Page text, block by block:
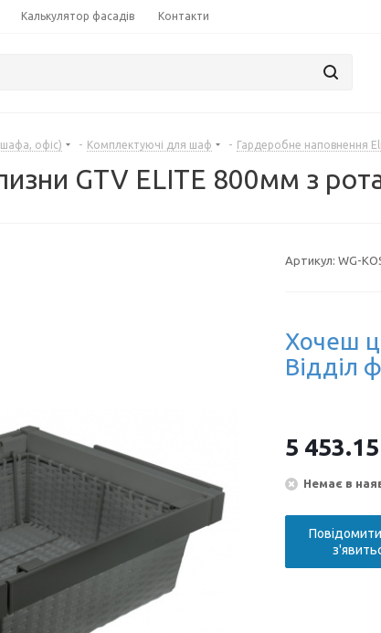
Калькулятор фасадів Контакти
офіс) - Комплектуючі для шаф - Гардеробне наповнення
GTV ELITE 800мм з
Артикул: WG-
Хочеш
Відділ
5 453.15
Немає в